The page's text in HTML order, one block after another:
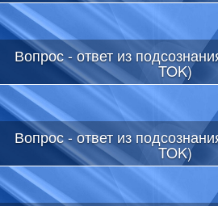
Вопрос - ответ из
TOK)
Вопрос - ответ из
TOK)